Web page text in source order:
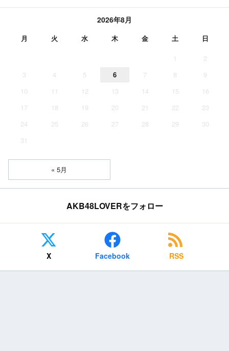
2026年8月
月 火 水 木 金 土 日
1
2
3
4 5 6 7 8
9
10
11 12 13 14 15
16
17
18 19 20 21 22
23
24
25 26 27 28 29
30
31
« 5月
AKB48LOVERをフォロー
X Facebook RSS